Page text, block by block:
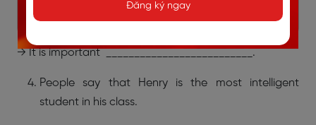
I must study hard for this exam.
→It is important __________________________.
People say that Henry is the most intelligent
student in his class.
Đăng ký ngay